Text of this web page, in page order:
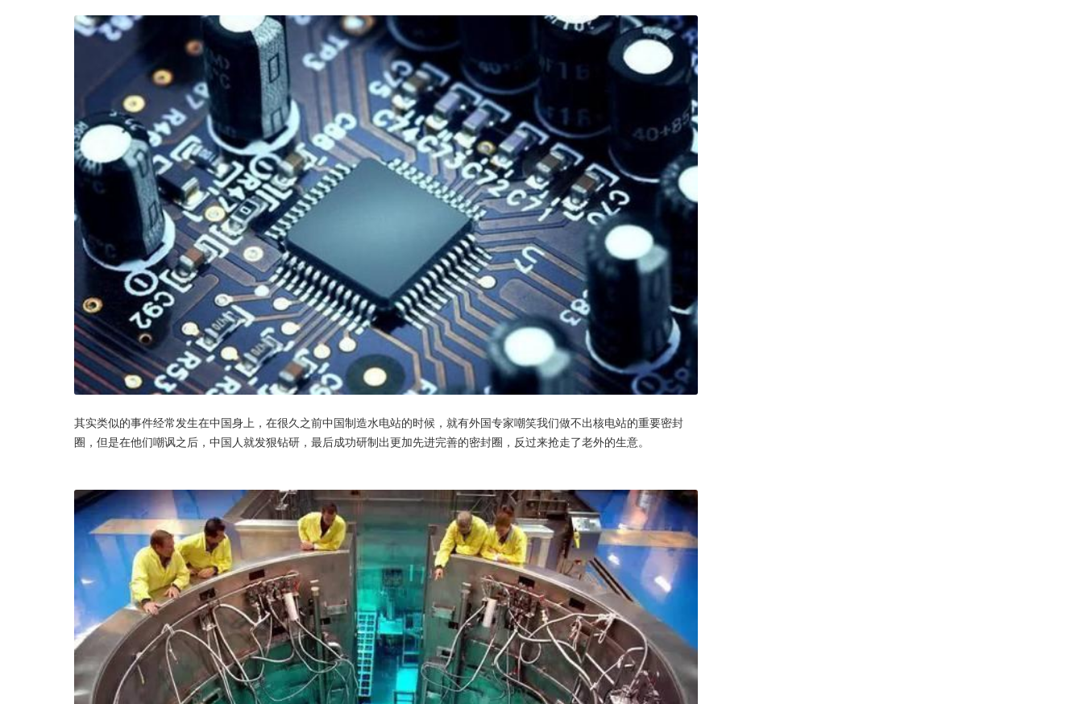
其实类似的事件经常发生在中国身上，在很久之前中国制造水电站的时候，就有外国专家嘲笑我们做不出核电站的重要密封
圈，但是在他们嘲讽之后，中国人就发狠钻研，最后成功研制出更加先进完善的密封圈，反过来抢走了老外的生意。